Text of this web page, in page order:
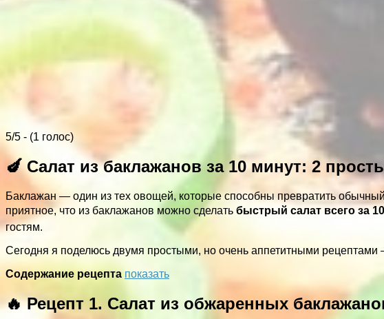
5/5 - (1 голос)
🍆 Салат из баклажанов за 10 минут: 2
Баклажан — один из тех овощей, которые способны превратить
приятное, что из баклажанов можно сделать быстрый салат всего за
гостям.
Сегодня я поделюсь двумя простыми, но очень аппетитными
Содержание рецепта показать
🔥 Рецепт 1. Салат из обжаренных